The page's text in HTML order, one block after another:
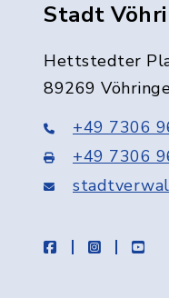
Stadt
Hettstedter
89269
+49 7306
+49 7306
facebookinstagram